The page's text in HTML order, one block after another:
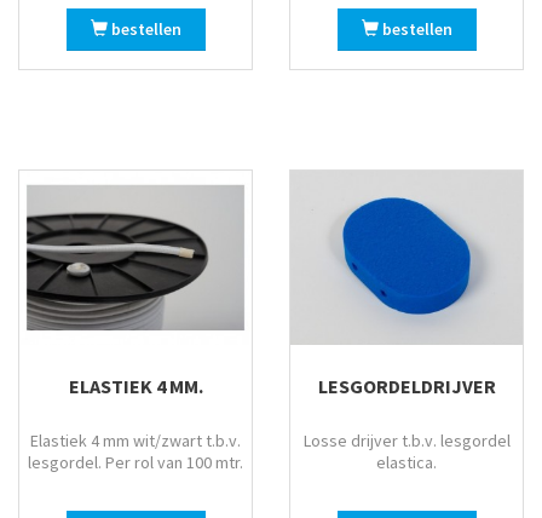
bestellen bestellen
ELASTIEK 4 MM.
Elastiek 4 mm wit/zwart t.b.v.
lesgordel. Per rol van 100 mtr.
LESGORDELDRIJVER
Losse drijver t.b.v. lesgordel
elastica.